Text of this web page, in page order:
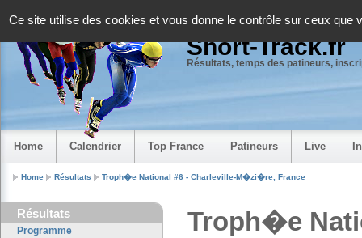
Ce site utilise des cookies et vous donne le contrôle sur ceux que
Short-Track.fr
Résultats, temps des patineurs,
Home Calendrier Top France Patineurs Live
Home Résultats Troph�e National #6 - Charleville-M�zi�re, France
Résultats
Programme
Troph�e